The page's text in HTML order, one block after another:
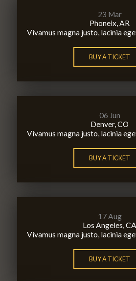
23 Mar
Phoneix, AR
Vivamus magna justo, lacinia
BUY A TICKET
06 Jun
Denver, CO
Vivamus magna justo, lacinia
BUY A TICKET
17 Aug
Los Angeles, CA
Vivamus magna justo, lacinia
BUY A TICKET